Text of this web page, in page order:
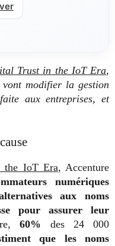
Trust in the IoT Era,
vont modifier la gestion
aux entreprises, et
the IoT Era, Accenture
numériques
aux noms
pour assurer leur
60% des 24 000
que les noms